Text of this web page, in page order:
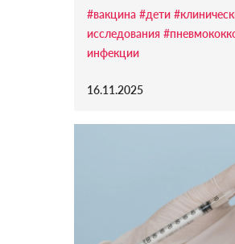
#вакцина #дети
исследования
инфекции
16.11.2025